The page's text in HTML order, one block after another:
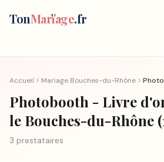
TonMariage.fr
Accueil Mariage Bouches-du-Rhône
Photobooth - Livre
le Bouches-du-Rhône (
3 prestataires